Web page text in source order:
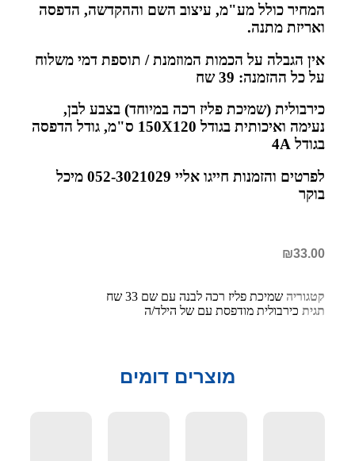
המחיר כולל מע"מ, עיצוב השם וההקדשה, הדפסה
ואריזת מתנה.
אין הגבלה על הכמות המוזמנת / תוספת דמי משלוח
על כל ההזמנה: 39 שח
כירבולית (שמיכת פליז רכה במיוחד) בצבע לבן,
נעימה ואיכותית בגודל 150 X120
ס"מ, גודל הדפסה
בגודל 4 A
לפרטים והזמנות חייגו אליי 052-3021029 מיכל
בוקר
₪33.00
קטגוריה שמיכת פליז רכה לבנה עם שם 33 שח
תגית כירבולית מודפסת עם של הילד/ה
מוצרים דומים